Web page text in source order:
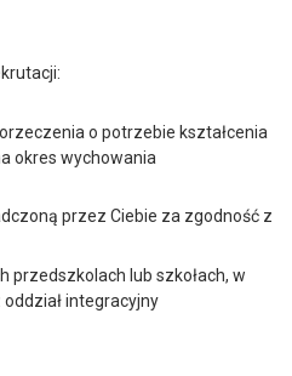
o potrzebie kształcenia
okres wychowania
przez Ciebie za zgodność z
przedszkolach lub szkołach, w
integracyjny